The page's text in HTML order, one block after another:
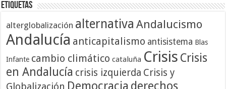
Etiquetas
alterglobalización alternativa Andalucismo
Andalucía anticapitalismo antisistema Blas
Infante cambio climático cataluña Crisis Crisis
en Andalucía crisis izquierda Crisis y